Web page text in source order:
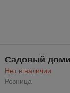
Садовый
Нет в наличии
Розница